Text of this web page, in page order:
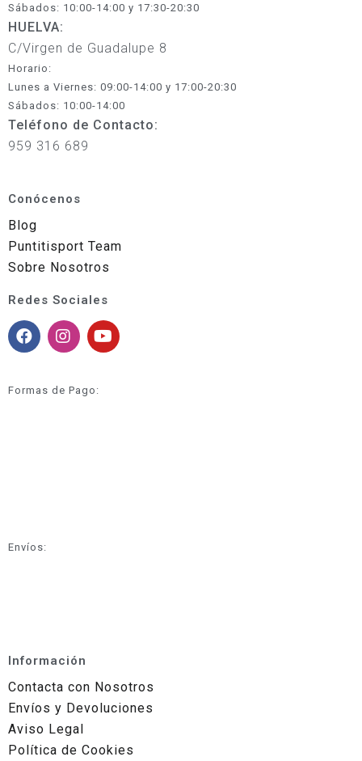
Sábados: 10:00-14:00 y 17:30-20:30
HUELVA:
C/Virgen de Guadalupe 8
Horario:
Lunes a Viernes: 09:00-14:00 y 17:00-20:30
Sábados: 10:00-14:00
Teléfono de Contacto:
959 316 689
Conócenos
Blog
Puntitisport Team
Sobre Nosotros
Redes Sociales
Formas de Pago:
Envíos:
Información
Contacta con Nosotros
Envíos y Devoluciones
Aviso Legal
Política de Cookies